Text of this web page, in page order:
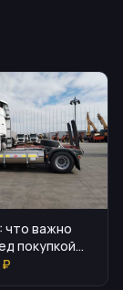
что важно
покупкой
₽